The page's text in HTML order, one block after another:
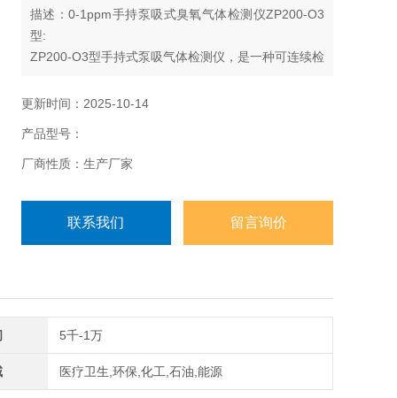
描述：0-1ppm手持泵吸式臭氧气体检测仪ZP200-O3
型:
ZP200-O3型手持式泵吸气体检测仪，是一种可连续检
报警仪为内置泵吸方式检测气体浓度，采用气体传感
微控制技术，操作简单，功能齐全，可靠性高，整机
性能居国内水平。
更新时间：2025-10-14
产品型号：
厂商性质：生产厂家
联系我们 留言询价
5千-1万
医疗卫生,环保,化工,石油,能源